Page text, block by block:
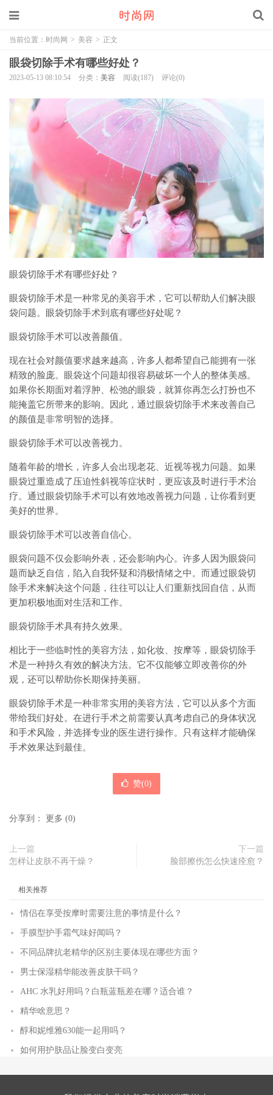
当前位置： 时尚网 > 美容 > 正文
眼袋切除手术有哪些好处？
2023-05-13 08:10:54 分类： 美容 阅读(187) 评论(0)
眼袋切除手术有哪些好处？
眼袋切除手术是一种常见的美容手术，它可以帮助人们解决眼
袋问题。眼袋切除手术到底有哪些好处呢？
眼袋切除手术可以改善颜值。
现在社会对颜值要求越来越高，许多人都希望自己能拥有一张
精致的脸庞。眼袋这个问题却很容易破坏一个人的整体美感。
如果你长期面对着浮肿、松弛的眼袋，就算你再怎么打扮也不
能掩盖它所带来的影响。因此，通过眼袋切除手术来改善自己
的颜值是非常明智的选择。
眼袋切除手术可以改善视力。
随着年龄的增长，许多人会出现老花、近视等视力问题。如果
眼袋过重造成了压迫性斜视等症状时，更应该及时进行手术治
疗。通过眼袋切除手术可以有效地改善视力问题，让你看到更
美好的世界。
眼袋切除手术可以改善自信心。
眼袋问题不仅会影响外表，还会影响内心。许多人因为眼袋问
题而缺乏自信，陷入自我怀疑和消极情绪之中。而通过眼袋切
除手术来解决这个问题，往往可以让人们重新找回自信，从而
更加积极地面对生活和工作。
眼袋切除手术具有持久效果。
相比于一些临时性的美容方法，如化妆、按摩等，眼袋切除手
术是一种持久有效的解决方法。它不仅能够立即改善你的外
观，还可以帮助你长期保持美丽。
眼袋切除手术是一种非常实用的美容方法，它可以从多个方面
带给我们好处。在进行手术之前需要认真考虑自己的身体状况
和手术风险，并选择专业的医生进行操作。只有这样才能确保
手术效果达到最佳。
赞(0)
分享到： 更多 (0)
上一篇
怎样让皮肤不再干燥？
下一篇
脸部擦伤怎么快速痊愈？
相关推荐
情侣在享受按摩时需要注意的事情是什么？
手膜型护手霜气味好闻吗？
不同品牌抗老精华的区别主要体现在哪些方面？
男士保湿精华能改善皮肤干吗？
AHC 水乳好用吗？白瓶蓝瓶差在哪？适合谁？
精华啥意思？
醇和妮维雅630能一起用吗？
如何用护肤品让脸变白变亮